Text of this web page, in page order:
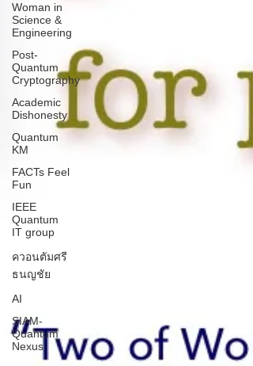
Woman in
Science &
Engineering
Post-
Quantum
Cryptography
Academic
Dishonesty
Quantum
KM
FACTs Feel
Fun
IEEE
Quantum
IT group
ควอนตัมศรี
ธนญชัย
AI
SIAM-
Quantum
Nexus